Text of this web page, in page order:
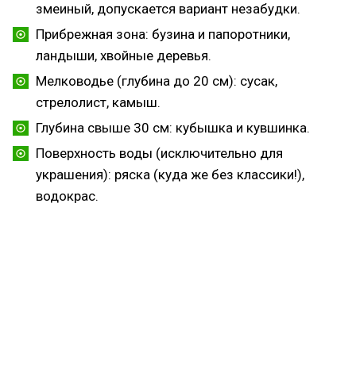
змеиный, допускается вариант незабудки.
Прибрежная зона: бузина и папоротники,
ландыши, хвойные деревья.
Мелководье (глубина до 20 см): сусак,
стрелолист, камыш.
Глубина свыше 30 см: кубышка и кувшинка.
Поверхность воды (исключительно для
украшения): ряска (куда же без классики!),
водокрас.